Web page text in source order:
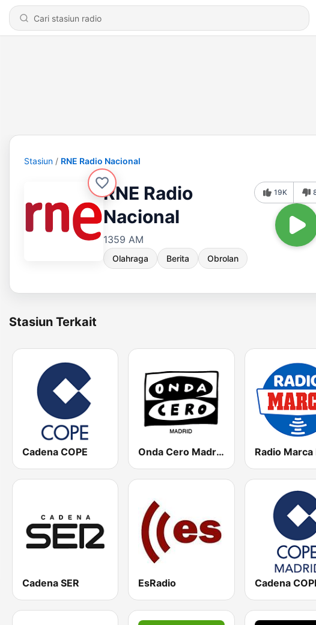
Stasiun RNE Radio Nacional
RNE Radio
Nacional
1359 AM
Olahraga Berita Obrolan
19K
Stasiun Terkait
Cadena COPE Onda Cero Madrid
Cadena SER EsRadio